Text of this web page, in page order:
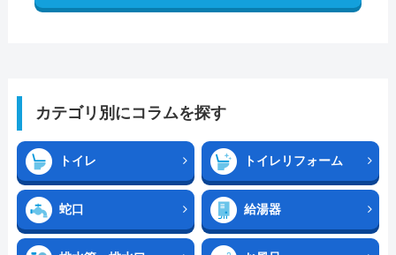
カテゴリ別にコラムを探す
トイレ トイレリフォーム
蛇口 給湯器